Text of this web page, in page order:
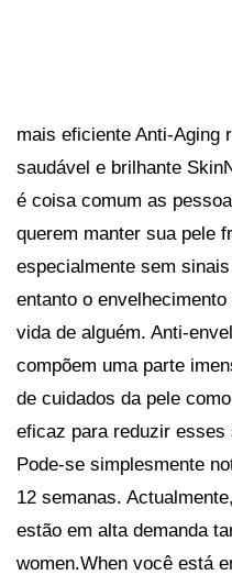
mais eficiente Anti-Aging
saudável e brilhante
é coisa comum as
querem manter sua pele
especialmente sem
entanto o
vida de alguém. Anti-
compõem uma parte
de cuidados da pele
eficaz para reduzir esses
Pode-se simplesmente
12 semanas.
estão em alta demanda
women.When você está